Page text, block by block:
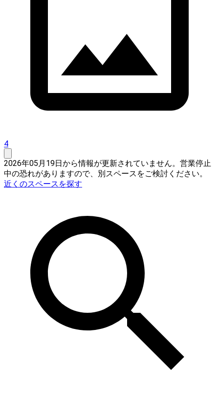
4
2026年05月19日から情報が更新されていません。営業停止
中の恐れがありますので、別スペースをご検討ください。
近くのスペースを探す